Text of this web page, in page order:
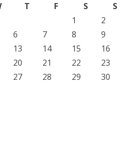
T F S
S
1
2
6 7 8
9
13 14 15
16
20 21 22
23
27 28 29
30